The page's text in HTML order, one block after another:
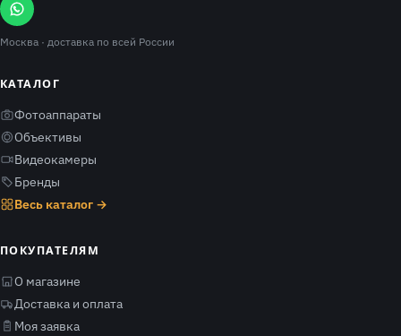
Москва · доставка по всей России
КАТАЛОГ
Фотоаппараты
Объективы
Видеокамеры
Бренды
Весь каталог →
ПОКУПАТЕЛЯМ
О магазине
Доставка и оплата
Моя заявка